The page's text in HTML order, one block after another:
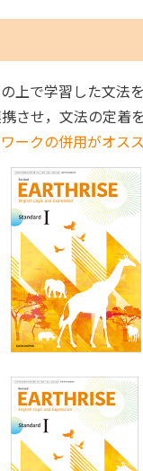
上で学習した文法
させ，文法の定着
ークの併用がオスス